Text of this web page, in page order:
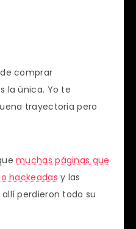
comprar
la única. Yo te
trayectoria pero
muchas páginas que
hackeadas y las
perdieron todo su